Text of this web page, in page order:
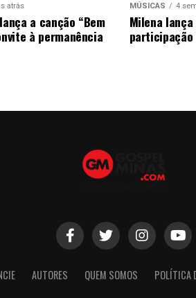
atrás
a canção “Bem
à permanência
MÚSICAS 4
Milena lança
participação
AUTORES QUEM SOMOS POLÍTICA